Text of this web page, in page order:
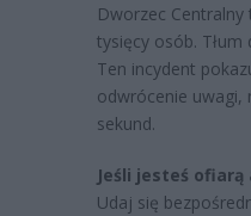
Dworzec
tysięcy osób.
Ten incydent
odwrócenie uwagi,
sekund.
Jeśli jesteś
Udaj się